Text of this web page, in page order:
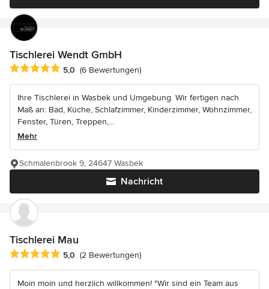
Tischlerei Wendt GmbH
Durchschnittliche Bewertung: 5 von 5 Sternen
5,0 (6 Bewertungen)
Ihre Tischlerei in Wasbek und Umgebung. Wir fertigen nach
Maß an: Bad, Küche, Schlafzimmer, Kinderzimmer, Wohnzimmer,
Fenster, Türen, Treppen,...
Mehr
Nachricht
Schmalenbrook 9, 24647 Wasbek
Tischlerei Mau
Durchschnittliche Bewertung: 5 von 5 Sternen
5,0 (2 Bewertungen)
Moin moin und herzlich willkommen! "Wir sind ein Team aus